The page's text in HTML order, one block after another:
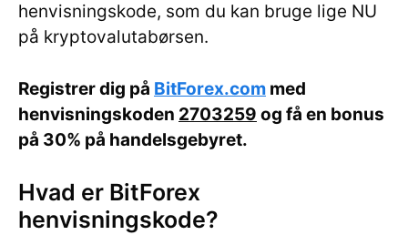
henvisningskode, som du kan bruge lige NU
på kryptovalutabørsen.
Registrer dig på BitForex.com med
henvisningskoden 2703259 og få en bonus
på 30% på handelsgebyret.
Hvad er BitForex
henvisningskode?